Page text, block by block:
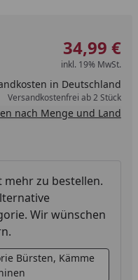
34,99 €
inkl. 19% MwSt.
in Deutschland
Versandkostenfrei ab 2 Stück
nach Menge und Land
zu bestellen.
Wir wünschen
Bürsten, Kämme